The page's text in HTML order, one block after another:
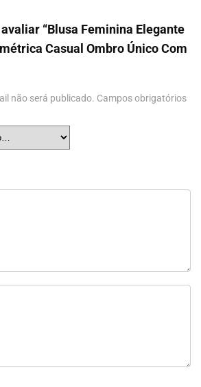
“Blusa Feminina Elegante
Casual Ombro Único Com
não será publicado. Campos obrigatórios